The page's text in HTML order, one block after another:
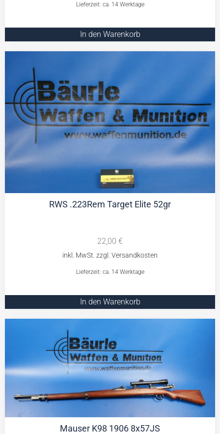
Lieferzeit: ca. 14 Werktage
In den Warenkorb
RWS .223Rem Target Elite 52gr
22,00 €
Lieferzeit: ca. 14 Werktage
In den Warenkorb
Mauser K98 1906 8x57JS